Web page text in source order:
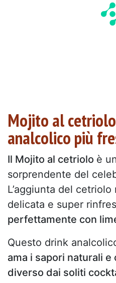
Mojito al
analcolico più
Il Mojito al cetriolo è
sorprendente del
L’aggiunta del
delicata e super
perfettamente con
Questo drink
ama i sapori naturali e
diverso dai soliti